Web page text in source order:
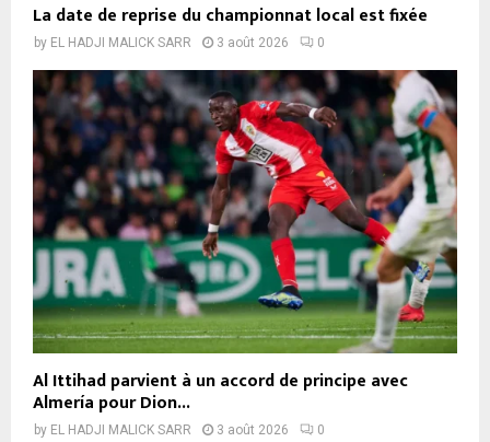
La date de reprise du championnat local est fixée
by EL HADJI MALICK SARR 3 août 2026 0
Al Ittihad parvient à un accord de principe avec
Almería pour Dion...
by EL HADJI MALICK SARR 3 août 2026 0